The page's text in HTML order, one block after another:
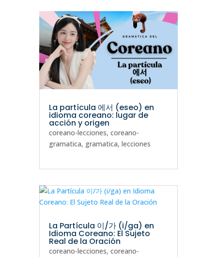
La partícula 에서 (eseo) en
idioma coreano: lugar de
acción y origen
coreano-lecciones, coreano-
gramatica, gramatica, lecciones
La Partícula 이/가 (i/ga) en
Idioma Coreano: El Sujeto
Real de la Oración
coreano-lecciones, coreano-